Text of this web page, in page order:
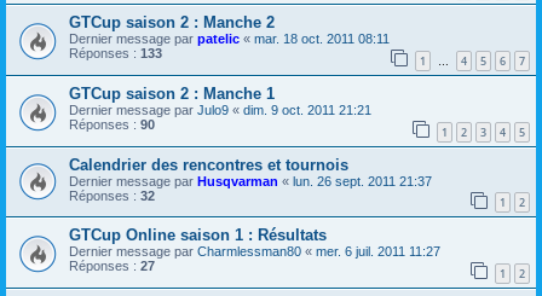
GTCup saison 2 : Manche 2
Dernier message par patelic « mar. 18 oct. 2011 08:11
Réponses : 133 1 … 4 5 6 7
GTCup saison 2 : Manche 1
Dernier message par Julo9 « dim. 9 oct. 2011 21:21
Réponses : 90 1 2 3 4 5
Calendrier des rencontres et tournois
Dernier message par Husqvarman « lun. 26 sept. 2011 21:37
Réponses : 32 1 2
GTCup Online saison 1 : Résultats
Dernier message par Charmlessman80 « mer. 6 juil. 2011 11:27
Réponses : 27 1 2